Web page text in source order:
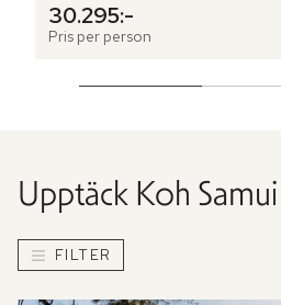
30.295:-
Pris per person
Upptäck Koh Samui
FILTER